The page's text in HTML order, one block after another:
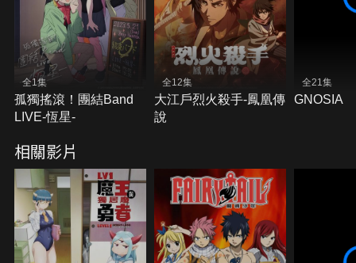
全1集
孤獨搖滾！團結Band
LIVE-恆星-
全12集
大江戶烈火殺手-鳳凰傳
說
全21集
GNOSIA
相關影片